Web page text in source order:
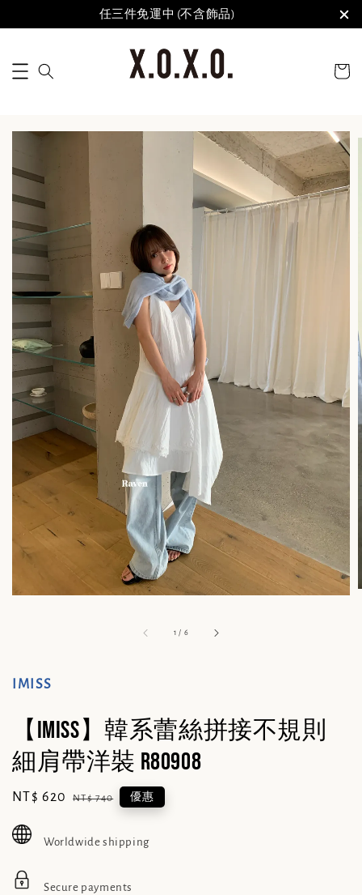
任三件免運中 (不含飾品)
1 / 6
IMISS
【IMISS】韓系蕾絲拼接不規則
細肩帶洋裝 R80908
Sale
NT$ 620 Regular
NT$ 740 優惠
Worldwide shipping
Secure payments